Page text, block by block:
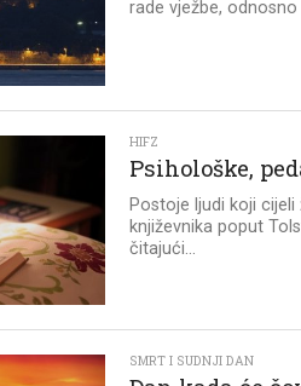
rade vježbe,
HIFZ
Psihološke,
Postoje ljudi koji
književnika poput
čitajući...
SMRT I SUDNJI DAN